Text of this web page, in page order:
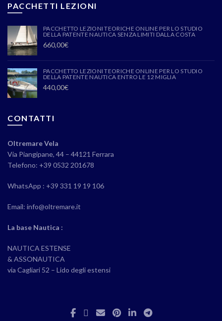
PACCHETTI LEZIONI
PACCHETTO LEZIONI TEORICHE ONLINE PER LO STUDIO
DELLA PATENTE NAUTICA SENZA LIMITI DALLA COSTA
660,00€
PACCHETTO LEZIONI TEORICHE ONLINE PER LO STUDIO
DELLA PATENTE NAUTICA ENTRO LE 12 MIGLIA
440,00€
CONTATTI
Oltremare Vela
Via Piangipane, 44 – 44121 Ferrara
Telefono: +39 0532 201678
WhatsApp : +39 331 19 19 106
Email: info@oltremare.it
La base Nautica :
NAUTICA ESTENSE
& ASSONAUTICA
via Cagliari 52 – Lido degli estensi